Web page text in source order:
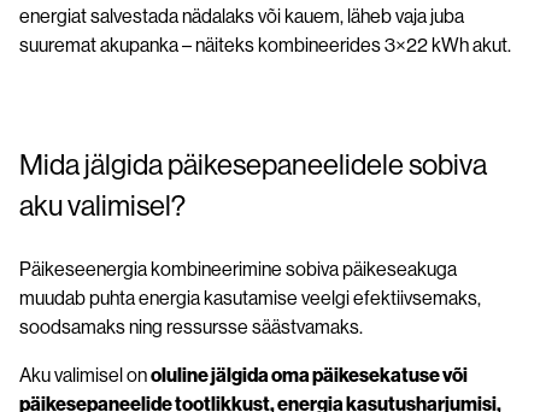
energiat salvestada nädalaks või kauem, läheb vaja juba
suuremat akupanka – näiteks kombineerides 3×22 kWh akut.
Mida jälgida päikesepaneelidele sobiva
aku valimisel?
Päikeseenergia kombineerimine sobiva päikeseakuga
muudab puhta energia kasutamise veelgi efektiivsemaks,
soodsamaks ning ressursse säästvamaks.
Aku valimisel onoluline jälgida oma päikesekatuse või
päikesepaneelide tootlikkust, energia kasutusharjumisi,